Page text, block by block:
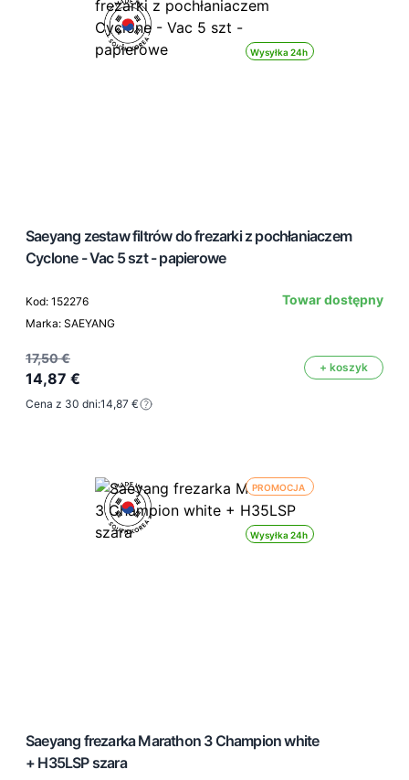
Wysyłka 24h
Saeyang zestaw filtrów do frezarki z pochłaniaczem
Cyclone - Vac 5 szt - papierowe
Kod: 152276
Marka: SAEYANG
Towar dostępny
17,50 €
14,87 €
+ koszyk
Cena z 30 dni:14,87 €
PROMOCJA
Wysyłka 24h
Saeyang frezarka Marathon 3 Champion white
+ H35LSP szara